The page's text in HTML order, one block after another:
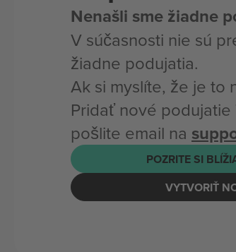
Nenašli sme žiadne
V súčasnosti nie sú
žiadne podujatia.
Ak si myslíte, že je to
Pridať nové
pošlite email na
POZRITE SI
VYTVORIŤ